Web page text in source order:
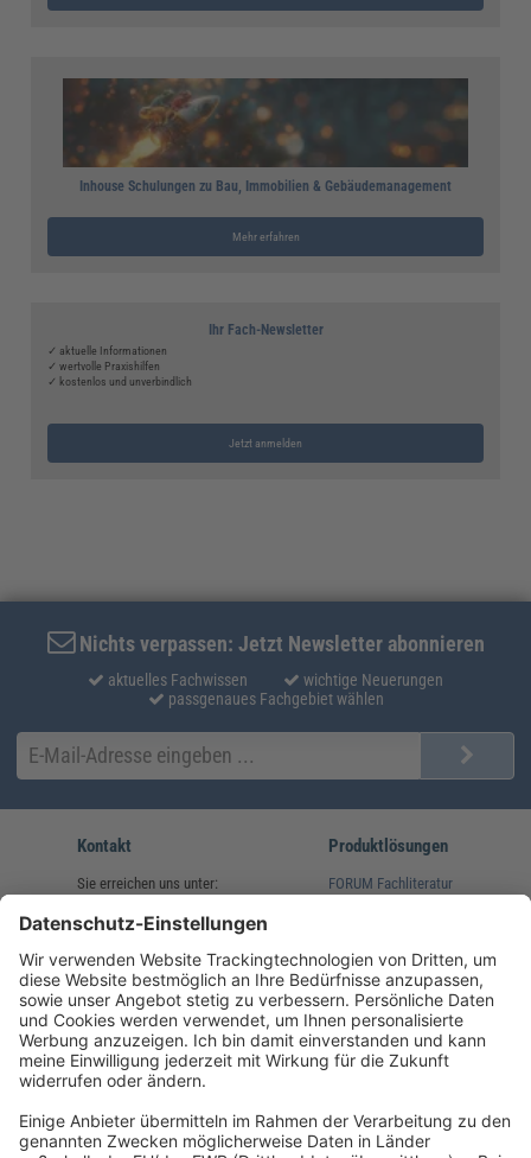
Inhouse Schulungen zu Bau, Immobilien & Gebäudemanagement
Mehr erfahren
Ihr Fach-Newsletter
✓ aktuelle Informationen
✓ wertvolle Praxishilfen
✓ kostenlos und unverbindlich
Jetzt anmelden
Nichts verpassen: Jetzt Newsletter abonnieren
aktuelles Fachwissen
wichtige Neuerungen
passgenaues Fachgebiet wählen
Kontakt
Sie erreichen uns unter:
(08233) 38 11 23
service@forum-verlag.com
Mo-Do 07:30 - 17:00 Uhr
Fr 07:30 - 15:00 Uhr
Produktlösungen
FORUM Fachliteratur
Folgen Sie uns